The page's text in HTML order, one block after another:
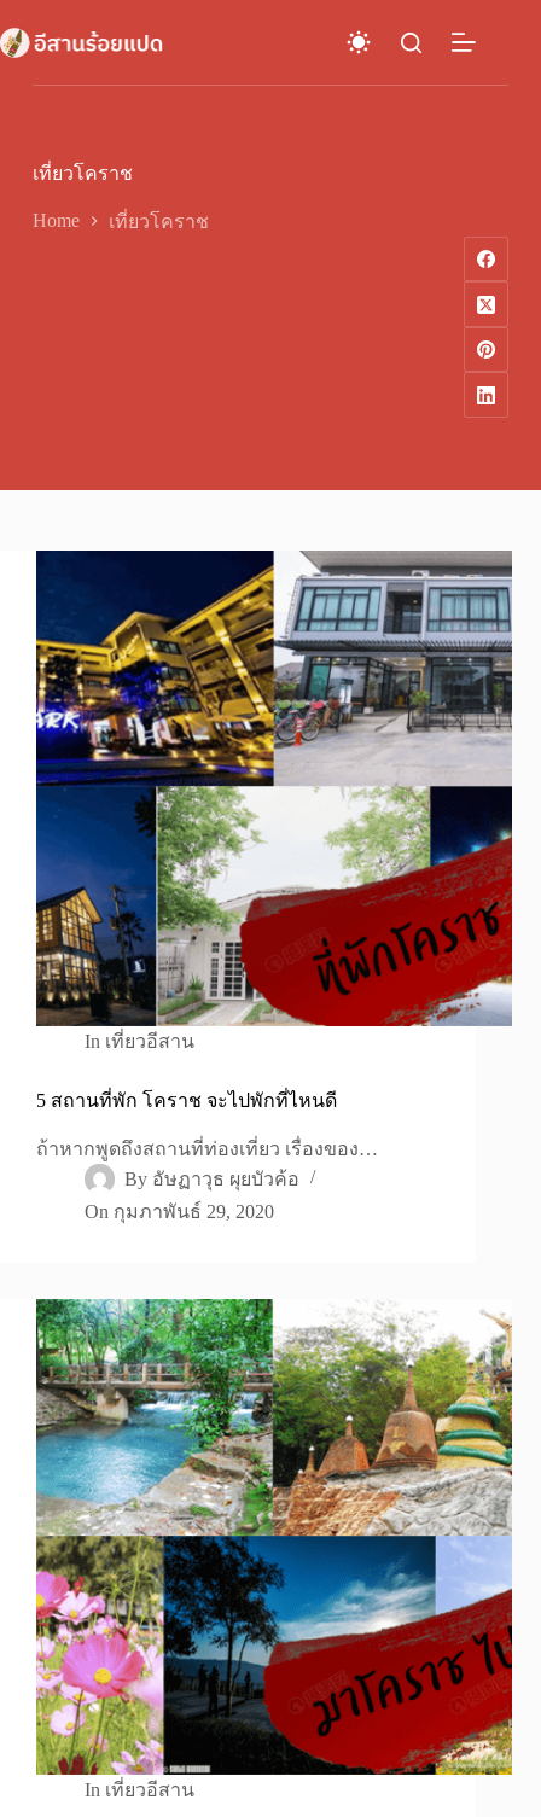
to
content
เที่ยวโคราช
Home เที่ยวโคราช
In เที่ยวอีสาน
5 สถานที่พัก โคราช จะไปพักที่ไหนดี
ถ้าหากพูดถึงสถานที่ท่องเที่ยว เรื่องของ…
By อัษฏาวุธ ผุยบัวค้อ
On กุมภาพันธ์ 29, 2020
In เที่ยวอีสาน